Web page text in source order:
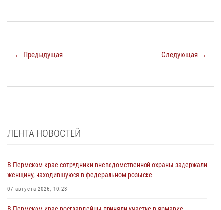
← Предыдущая Следующая →
ЛЕНТА НОВОСТЕЙ
В Пермском крае сотрудники вневедомственной охраны задержали
женщину, находившуюся в федеральном розыске
07 августа 2026, 10:23